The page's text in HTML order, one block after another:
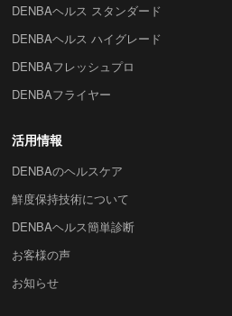
DENBAヘルス スタンダード
DENBAヘルス ハイグレード
DENBAフレッシュプロ
DENBAフライヤー
活用情報
DENBAのヘルスケア
鮮度保持技術について
DENBAヘルス簡単診断
お客様の声
お知らせ